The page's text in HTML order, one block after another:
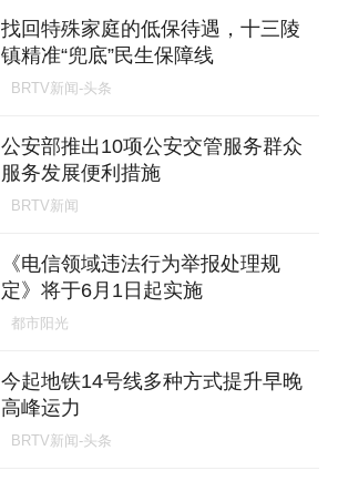
找回特殊家庭的低保待遇，十三陵
镇精准“兜底”民生保障线
BRTV新闻-头条
公安部推出10项公安交管服务群众
服务发展便利措施
BRTV新闻
《电信领域违法行为举报处理规
定》将于6月1日起实施
都市阳光
今起地铁14号线多种方式提升早晚
高峰运力
BRTV新闻-头条